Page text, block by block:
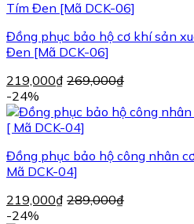
Đồng phục bảo hộ cơ khí sản
Đen [Mã DCK-06]
219,000₫ 269,000₫
-24%
Đồng phục bảo hộ công nhân
Mã DCK-04]
219,000₫ 289,000₫
-24%